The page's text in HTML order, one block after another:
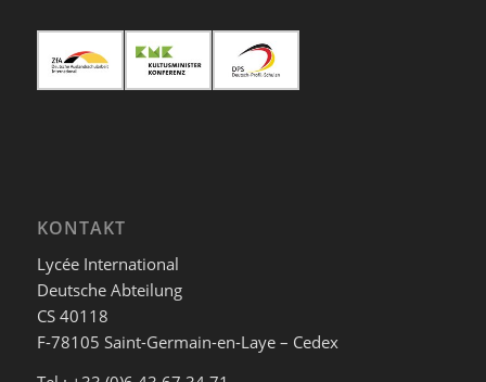
KONTAKT
Lycée International
Deutsche Abteilung
CS 40118
F-78105 Saint-Germain-en-Laye – Cedex